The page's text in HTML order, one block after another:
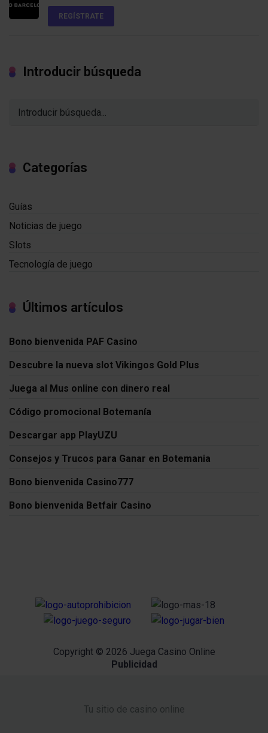
REGÍSTRATE
Introducir búsqueda
Categorías
Guías
Noticias de juego
Slots
Tecnología de juego
Últimos artículos
Bono bienvenida PAF Casino
Descubre la nueva slot Vikingos Gold Plus
Juega al Mus online con dinero real
Código promocional Botemanía
Descargar app PlayUZU
Consejos y Trucos para Ganar en Botemania
Bono bienvenida Casino777
Bono bienvenida Betfair Casino
Copyright © 2026 Juega Casino Online
Publicidad
Tu sitio de casino online